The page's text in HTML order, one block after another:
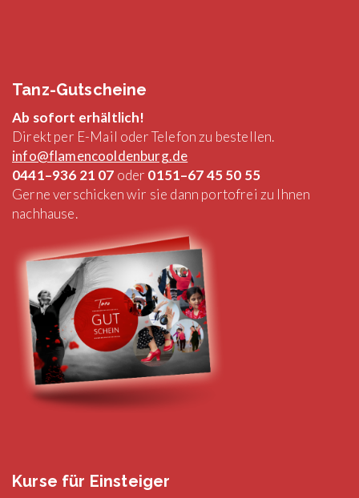
Tanz-Gutscheine
Ab sofort erhältlich!
Direkt per E-Mail oder Telefon zu bestellen.
info@flamencooldenburg.de
0441–936 21 07 oder 0151–67 45 50 55
Gerne verschicken wir sie dann portofrei zu Ihnen
nachhause.
Kurse für Einsteiger